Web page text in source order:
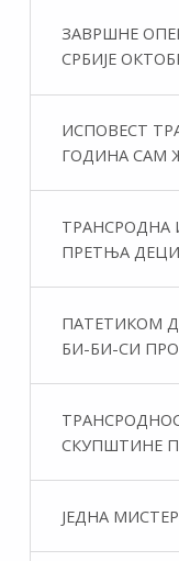
ЗАВРШНЕ
СРБИЈЕ
ИСПОВЕСТ
ГОДИНА САМ
ТРАНСРОДНА
ПРЕТЊА
ПАТЕТИКОМ
БИ-БИ-СИ
СКУПШТИНЕ
ЈЕДНА